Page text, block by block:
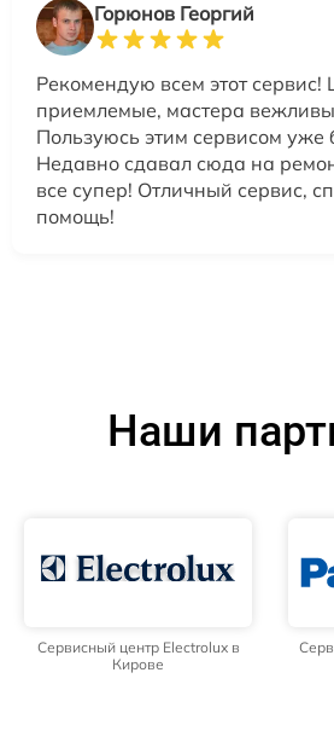
Горюнов Георгий
Рекомендую всем этот сервис!
приемлемые, мастера
Пользуюсь этим сервисом уже
Недавно сдавал сюда на
все супер! Отличный сервис,
помощь!
Наши
Сервисный центр Electrolux в
Кирове